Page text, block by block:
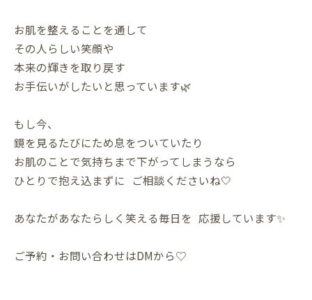
お肌を整えることを通して
その人らしい笑顔や
本来の輝きを取り戻す
お手伝いがしたいと思っています🌿
もし今、
鏡を見るたびにため息をついていたり
お肌のことで気持ちまで下がってしまうなら
ひとりで抱え込まずに ご相談くださいね🤍
あなたがあなたらしく笑える毎日を 応援しています✨
ご予約・お問い合わせはDMから♡